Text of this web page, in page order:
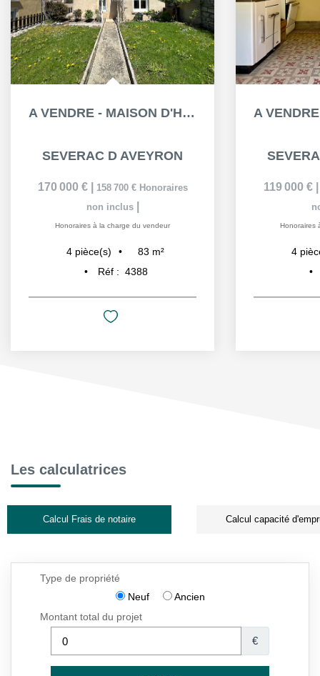
A VENDRE - MAISON D'HABITATION AVEC JARDIN - SEVERAC...
SEVERAC D AVEYRON
170 000 € 158 700 € Honoraires
non inclus
Honoraires à la charge du vendeur
4 pièce(s) 83 m²
Réf : 4388
119 000 €
Honoraires
4
Les calculatrices
Calcul Frais de notaire Calcul capacité